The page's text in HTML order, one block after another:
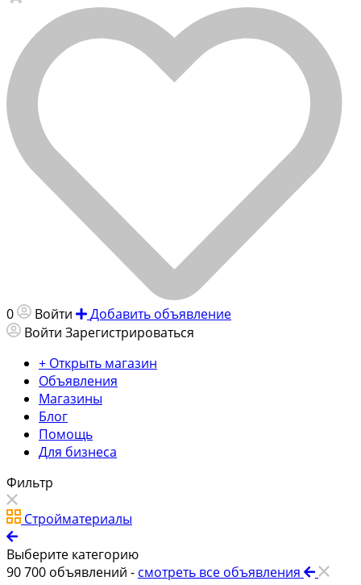
0 Войти
Добавить объявление
Войти Зарегистрироваться
+ Открыть магазин
Объявления
Магазины
Блог
Помощь
Для бизнеса
Фильтр
Стройматериалы
Выберите категорию
90 700 объявлений - смотреть все объявления